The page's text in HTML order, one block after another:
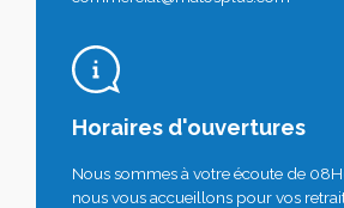
Horaires d'ouvertures
Nous sommes à votre écoute de
nous vous accueillons pour vos